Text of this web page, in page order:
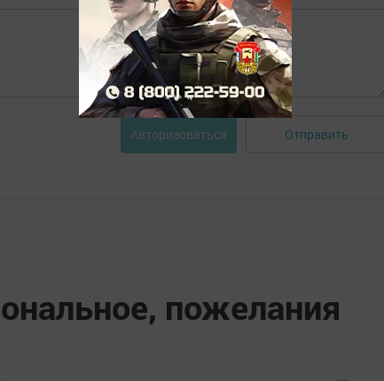
Авторизоваться Отправить
пожелания